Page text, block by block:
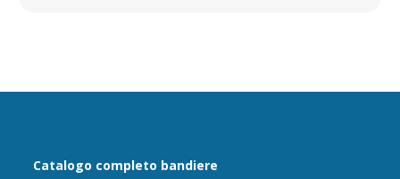
Catalogo completo bandiere